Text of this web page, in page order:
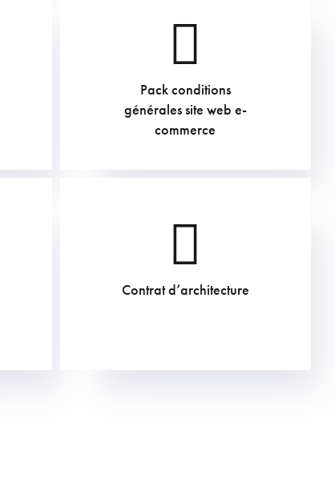
Pack conditions
générales site web e-
commerce
1210
Contrat d’architecture